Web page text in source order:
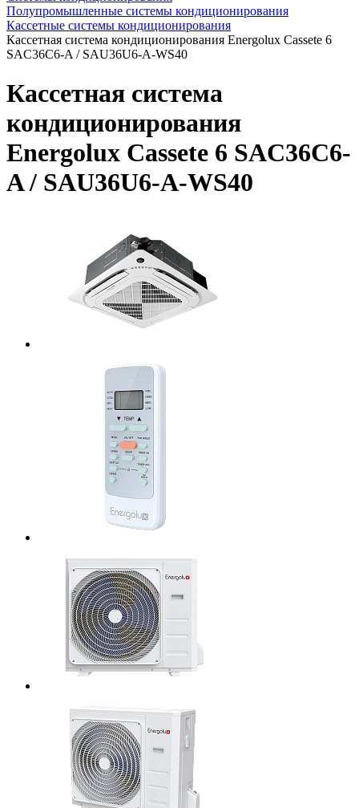
Полупромышленные системы кондиционирования
Кассетные системы кондиционирования
Кассетная система кондиционирования Energolux Cassete 6
SAC36C6-A / SAU36U6-A-WS40
Кассетная система
кондиционирования
Energolux Cassete 6 SAC36C6-
A / SAU36U6-A-WS40